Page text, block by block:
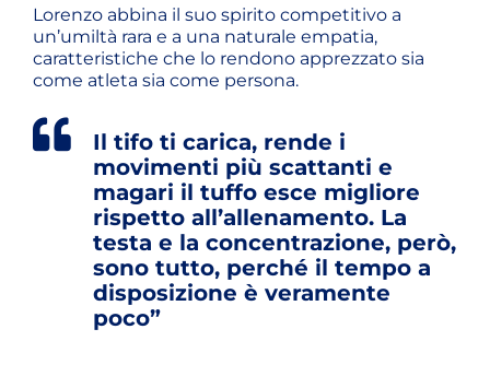
Lorenzo abbina il suo spirito competitivo a
un’umiltà rara e a una naturale empatia,
caratteristiche che lo rendono apprezzato sia
come atleta sia come persona.
Il tifo ti carica, rende i
movimenti più scattanti e
magari il tuffo esce migliore
rispetto all’allenamento. La
testa e la concentrazione, però,
sono tutto, perché il tempo a
disposizione è veramente
poco”